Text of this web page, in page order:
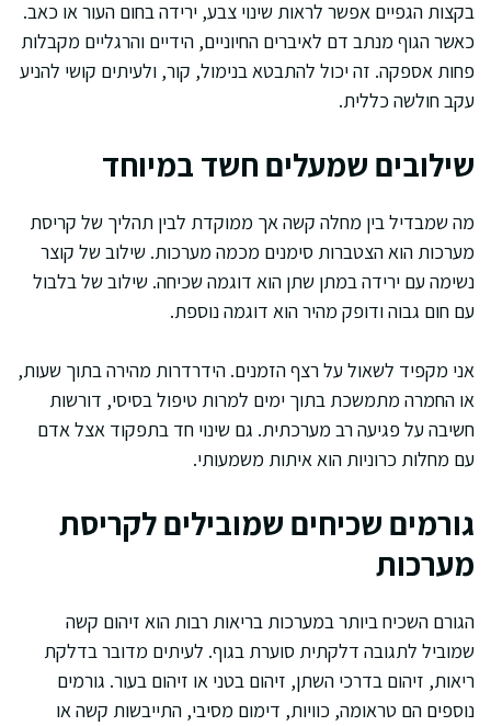
בקצות הגפיים אפשר לראות שינוי צבע, ירידה בחום העור או כאב.
כאשר הגוף מנתב דם לאיברים החיוניים, הידיים והרגליים מקבלות
פחות אספקה. זה יכול להתבטא בנימול, קור, ולעיתים קושי להניע
עקב חולשה כללית.
שילובים שמעלים חשד במיוחד
מה שמבדיל בין מחלה קשה אך ממוקדת לבין תהליך של קריסת
מערכות הוא הצטברות סימנים מכמה מערכות. שילוב של קוצר
נשימה עם ירידה במתן שתן הוא דוגמה שכיחה. שילוב של בלבול
עם חום גבוה ודופק מהיר הוא דוגמה נוספת.
אני מקפיד לשאול על רצף הזמנים. הידרדרות מהירה בתוך שעות,
או החמרה מתמשכת בתוך ימים למרות טיפול בסיסי, דורשות
חשיבה על פגיעה רב מערכתית. גם שינוי חד בתפקוד אצל אדם
עם מחלות כרוניות הוא איתות משמעותי.
גורמים שכיחים שמובילים לקריסת
מערכות
הגורם השכיח ביותר במערכות בריאות רבות הוא זיהום קשה
שמוביל לתגובה דלקתית סוערת בגוף. לעיתים מדובר בדלקת
ריאות, זיהום בדרכי השתן, זיהום בטני או זיהום בעור. גורמים
נוספים הם טראומה, כוויות, דימום מסיבי, התייבשות קשה או